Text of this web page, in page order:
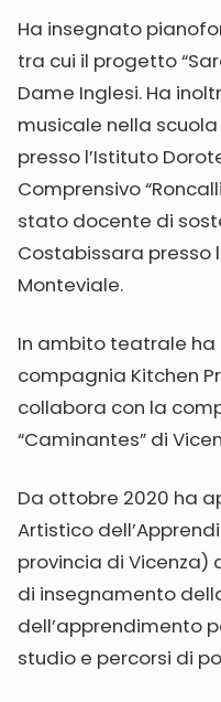
Ha insegnato
tra cui il progetto
Dame Inglesi. Ha
musicale nella
presso l’Istituto
Comprensivo
stato docente di
Costabissara presso
Monteviale.
In ambito teatrale
compagnia Kitchen
collabora con la
“Caminantes” di
Da ottobre 2020 ha
Artistico
provincia di Vicenza)
di insegnamento
dell’apprendimento
studio e percorsi di